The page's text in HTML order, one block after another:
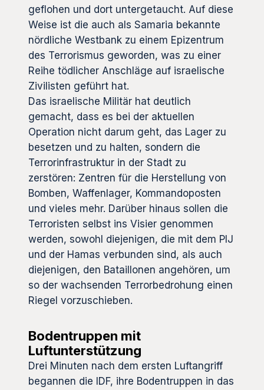
geflohen und dort untergetaucht. Auf diese
Weise ist die auch als Samaria bekannte
nördliche Westbank zu einem Epizentrum
des Terrorismus geworden, was zu einer
Reihe tödlicher Anschläge auf israelische
Zivilisten geführt hat.
Das israelische Militär hat deutlich
gemacht, dass es bei der aktuellen
Operation nicht darum geht, das Lager zu
besetzen und zu halten, sondern die
Terrorinfrastruktur in der Stadt zu
zerstören: Zentren für die Herstellung von
Bomben, Waffenlager, Kommandoposten
und vieles mehr. Darüber hinaus sollen die
Terroristen selbst ins Visier genommen
werden, sowohl diejenigen, die mit dem PIJ
und der Hamas verbunden sind, als auch
diejenigen, den Bataillonen angehören, um
so der wachsenden Terrorbedrohung einen
Riegel vorzuschieben.
Bodentruppen mit
Luftunterstützung
Drei Minuten nach dem ersten Luftangriff
begannen die IDF, ihre Bodentruppen in das